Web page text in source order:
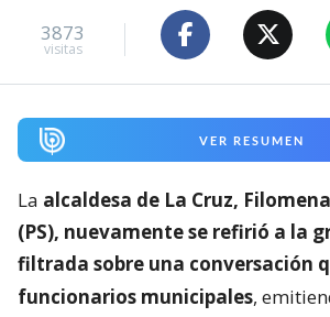
3873
visitas
VER RESUMEN
La alcaldesa de La Cruz,
(PS), nuevamente se refirió a la
filtrada sobre una conversación
funcionarios municipales,